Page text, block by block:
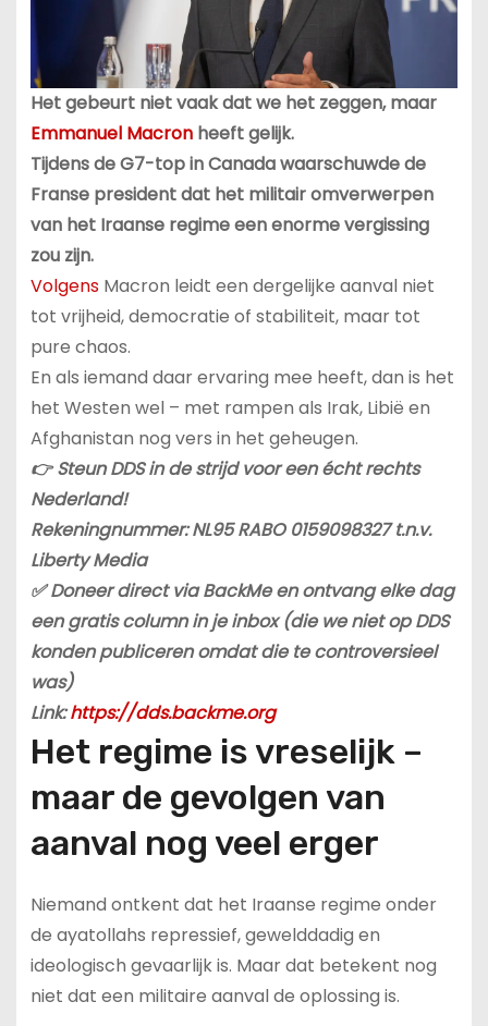
Het gebeurt niet vaak dat we het zeggen, maar
Emmanuel Macronheeft gelijk.
Tijdens de G7-top in Canada waarschuwde de
Franse president dat het militair omverwerpen
van het Iraanse regime een enorme vergissing
zou zijn.
VolgensMacron leidt een dergelijke aanval niet
tot vrijheid, democratie of stabiliteit, maar tot
pure chaos.
En als iemand daar ervaring mee heeft, dan is het
het Westen wel – met rampen als Irak, Libië en
Afghanistan nog vers in het geheugen.
👉 Steun DDS in de strijd voor een écht rechts
Nederland!
Rekeningnummer: NL95 RABO 0159098327 t.n.v.
Liberty Media
✅ Doneer direct via BackMe en ontvang elke dag
een gratis column in je inbox (die we niet op DDS
konden publiceren omdat die te controversieel
was)
Link:https://dds.backme.org
Het regime is vreselijk –
maar de gevolgen van
aanval nog veel erger
Niemand ontkent dat het Iraanse regime onder
de ayatollahs repressief, gewelddadig en
ideologisch gevaarlijk is. Maar dat betekent nog
niet dat een militaire aanval de oplossing is.